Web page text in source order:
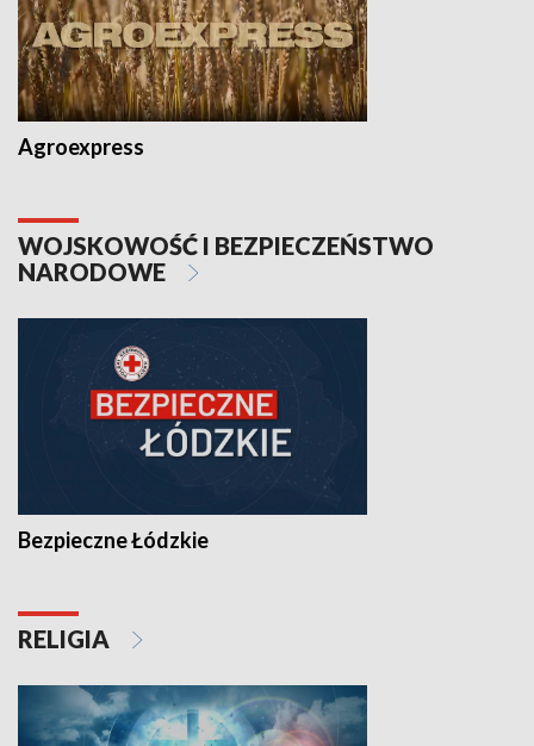
Agroexpress
WOJSKOWOŚĆ I BEZPIECZEŃSTWO
NARODOWE
Bezpieczne Łódzkie
RELIGIA